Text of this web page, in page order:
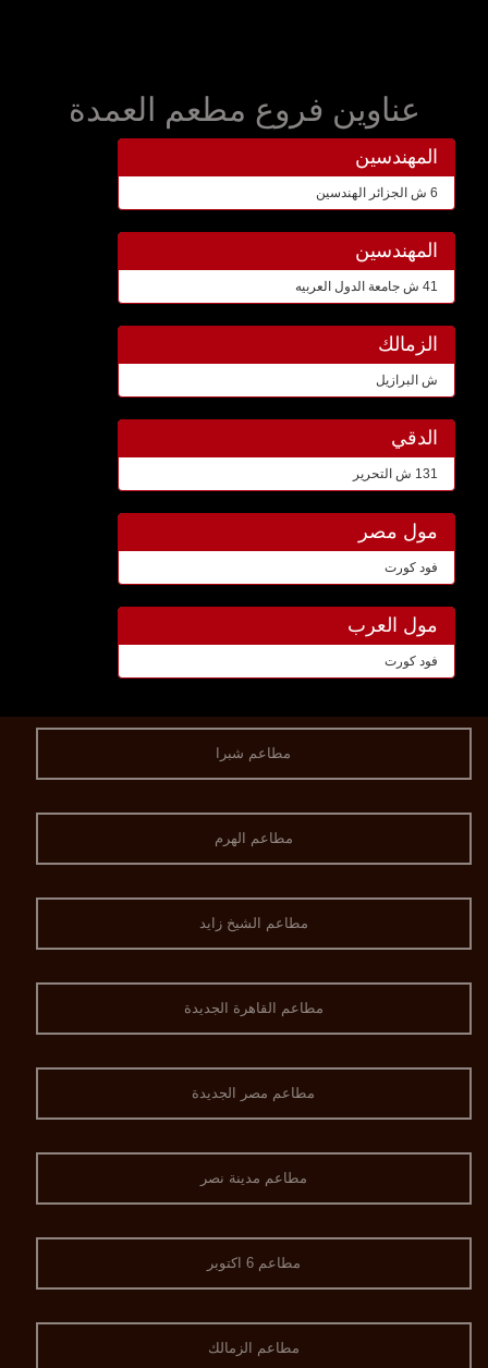
عناوين فروع مطعم العمدة
المهندسين
6 ش الجزائر الهندسين
المهندسين
41 ش جامعة الدول العربيه
الزمالك
ش البرازيل
الدقي
131 ش التحرير
مول مصر
فود كورت
مول العرب
فود كورت
مطاعم شبرا
مطاعم الهرم
مطاعم الشيخ زايد
مطاعم القاهرة الجديدة
مطاعم مصر الجديدة
مطاعم مدينة نصر
مطاعم 6 اكتوبر
مطاعم الزمالك